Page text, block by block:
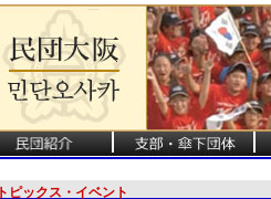
トピックス・イベント